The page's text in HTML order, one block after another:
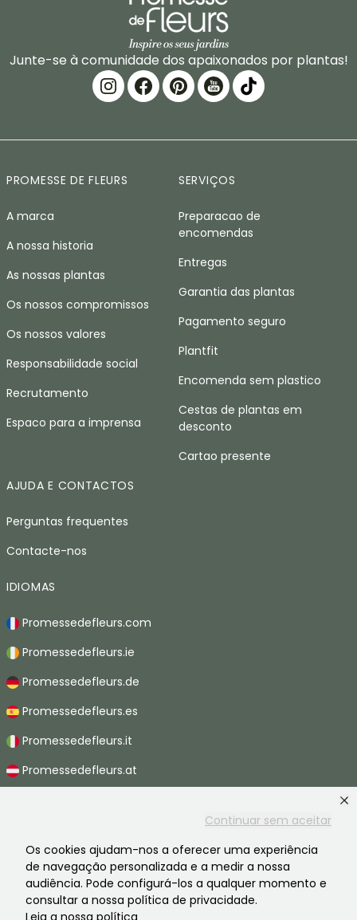
Continuar sem aceitar
Os cookies ajudam-nos a oferecer uma experiência
de navegação personalizada e a medir a nossa
audiência. Pode configurá-los a qualquer momento e
consultar a nossa política de privacidade.
Leia a nossa política
Junte-se à comunidade dos apaixonados por plantas!
PROMESSE DE FLEURS
A marca
A nossa historia
As nossas plantas
Os nossos compromissos
Os nossos valores
Responsabilidade social
Recrutamento
Espaco para a imprensa
SERVIÇOS
Preparacao de
encomendas
Entregas
Garantia das plantas
Pagamento seguro
Plantfit
Encomenda sem plastico
Cestas de plantas em
desconto
Cartao presente
AJUDA E CONTACTOS
Perguntas frequentes
Contacte-nos
IDIOMAS
Promessedefleurs.com
Promessedefleurs.ie
Promessedefleurs.de
Promessedefleurs.es
Promessedefleurs.it
Promessedefleurs.at
Promessedefleurs.ch